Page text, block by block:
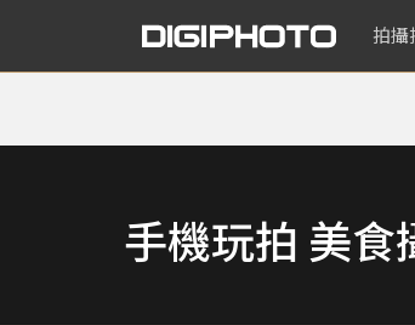
拍攝
手機玩拍 美食